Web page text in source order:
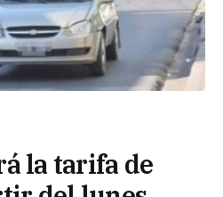
la tarifa de